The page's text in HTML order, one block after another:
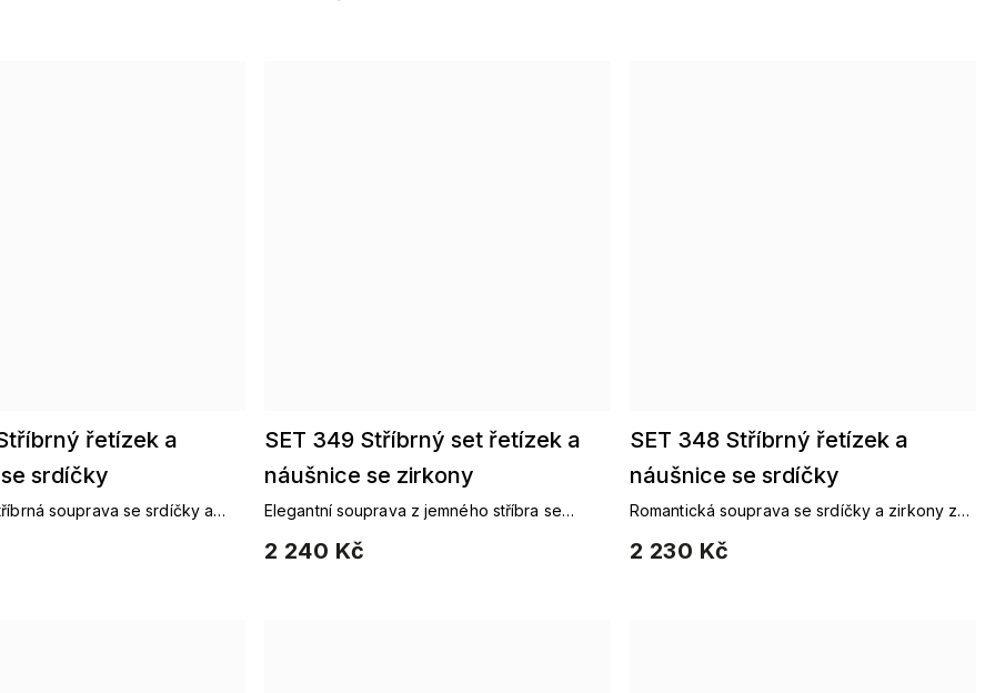
řetízek a
srdíčky
souprava se srdíčky a
SET 349 Stříbrný set řetízek a
náušnice se zirkony
2 240 Kč
Elegantní souprava z jemného stříbra se
925/1000.
SET 348 Stříbrný řetízek a
náušnice se srdíčky
2 230 Kč
Romantická souprava se srdíčky a zirkony ze